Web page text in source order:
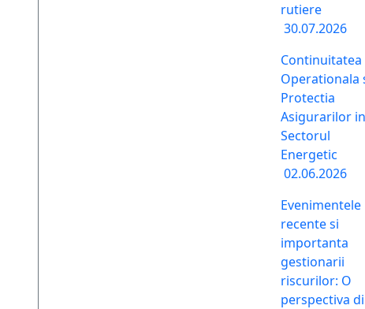
rutiere
30.07.2026
Continuitatea
Operationala
Protectia
Asigurarilor in
Sectorul
Energetic
02.06.2026
Evenimentele
recente si
importanta
gestionarii
riscurilor: O
perspectiva